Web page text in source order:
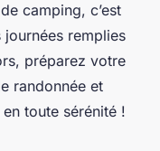
camping, c’est
remplies
préparez votre
randonnée et
toute sérénité !